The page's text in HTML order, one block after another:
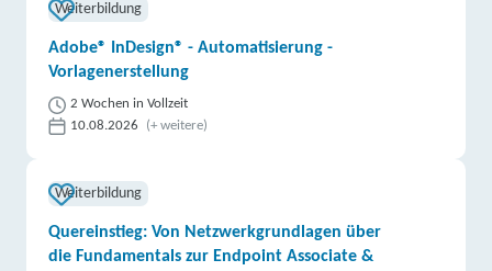
Weiterbildung
Adobe® InDesign® - Automatisierung -
Vorlagenerstellung
2 Wochen in Vollzeit
10.08.2026
(+ weitere)
Weiterbildung
Quereinstieg: Von Netzwerkgrundlagen über
die Fundamentals zur Endpoint Associate &